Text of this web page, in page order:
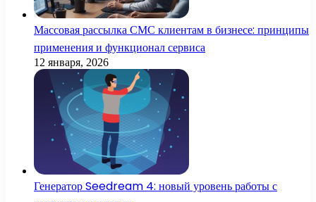
Массовая рассылка СМС клиентам в бизнесе: принципы
применения и функционал сервиса
12 января, 2026
Генератор Seedream 4: новый уровень работы с